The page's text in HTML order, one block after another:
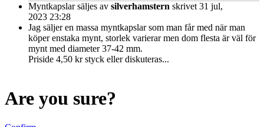
Myntkapslar säljes av silverhamstern skrivet 31 jul,
2023 23:28
Jag säljer en massa myntkapslar som man får med när man
köper enstaka mynt, storlek varierar men dom flesta är väl för
mynt med diameter 37-42 mm.
Priside 4,50 kr styck eller diskuteras...
Are you sure?